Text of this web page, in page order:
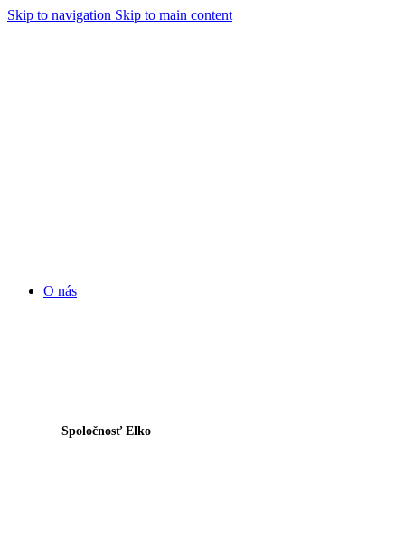
Skip to navigation Skip to main content
O nás
Spoločnosť Elko